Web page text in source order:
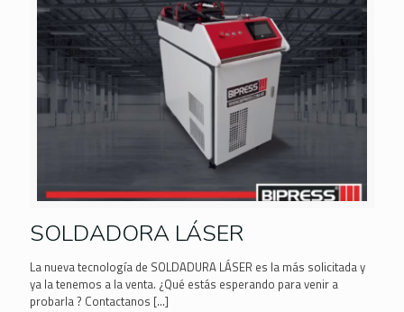
SOLDADORA LÁSER
La nueva tecnología de SOLDADURA LÁSER es la más solicitada y
ya la tenemos a la venta. ¿Qué estás esperando para venir a
probarla ? Contactanos […]